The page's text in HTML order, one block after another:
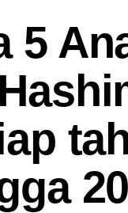
5